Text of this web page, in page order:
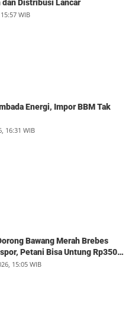
Distribusi Lancar
WIB
Energi, Impor BBM Tak
16:31 WIB
Bawang Merah Brebes
Petani Bisa Untung Rp350
15:05 WIB